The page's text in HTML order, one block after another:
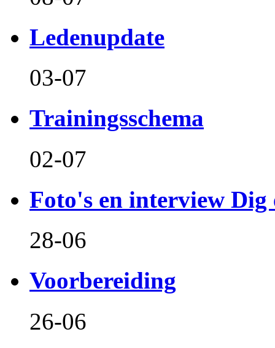
Ledenupdate
03-07
Trainingsschema
02-07
Foto's en interview Dig
28-06
Voorbereiding
26-06